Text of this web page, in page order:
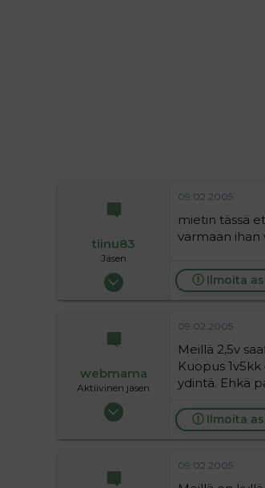
tiinu83
Jäsen
19.06.2004
09.02.2005
mietin tässä
varmaan ihan
Ilmoita
webmama
Aktiivinen jäsen
18.05.2004
09.02.2005
Meillä 2,5v
Kuopus
ydintä. Ehkä
Ilmoita
09.02.2005